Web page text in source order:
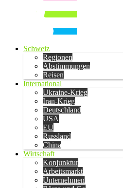
Schweiz
Regionen
Abstimmungen
Reisen
International
Ukraine-Krieg
Iran-Krieg
Deutschland
USA
EU
Russland
China
Wirtschaft
Konjunktur
Arbeitsmarkt
Unternehmen